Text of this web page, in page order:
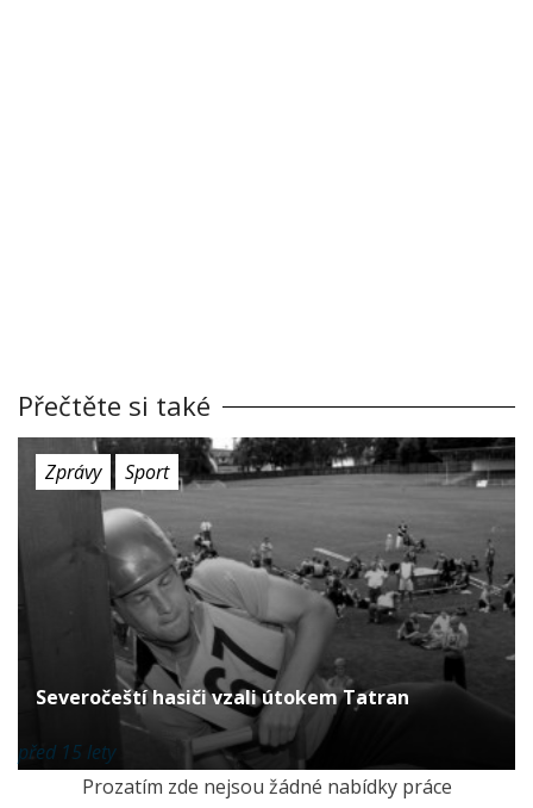
Přečtěte si také
Zprávy Sport
Severočeští hasiči vzali útokem Tatran
před 15 lety
Prozatím zde nejsou žádné nabídky práce